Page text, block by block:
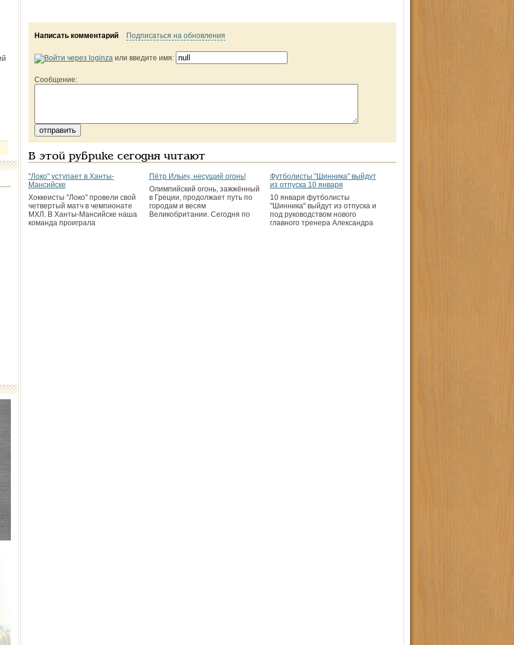
Написать комментарий Подписаться на обновления
или введите имя:
Сообщение:
В этой рубрике сегодня читают
"Локо" уступает в Ханты-
Мансийске
Хоккеисты "Локо" провели свой
четвертый матч в чемпионате
МХЛ. В Ханты-Мансийске наша
команда проиграла
Пётр Ильич, несущий огонь!
Олимпийский огонь, зажжённый
в Греции, продолжает путь по
городам и весям
Великобритании. Сегодня по
Футболисты "Шинника" выйдут
из отпуска 10 января
10 января футболисты
"Шинника" выйдут из отпуска и
под руководством нового
главного тренера Александра